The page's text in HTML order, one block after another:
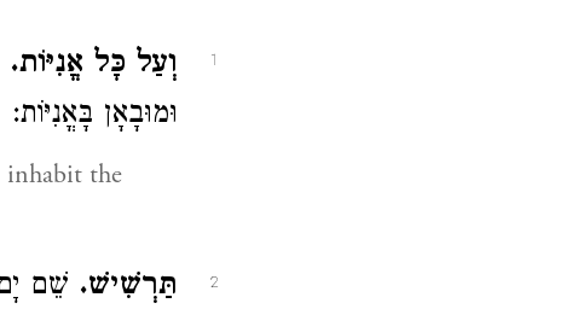
1 וְעַל כָּל אֳנִיּוֹת.
וּמוּבָאָן בָּאֳנִיּוֹת:
inhabit the
2 תַּרְשִׁישׁ. שֵׁם